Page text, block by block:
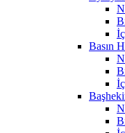
Basın